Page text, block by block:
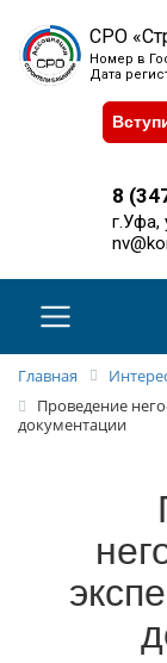
СРО
Номер в
Дата
8
г.Уфа,
Главная
Проведение
документации